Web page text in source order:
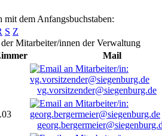
dem Anfangsbuchstaben:
S Z
Mitarbeiter/innen der Verwaltung
Mail
vg.vorsitzender@siegenburg.de